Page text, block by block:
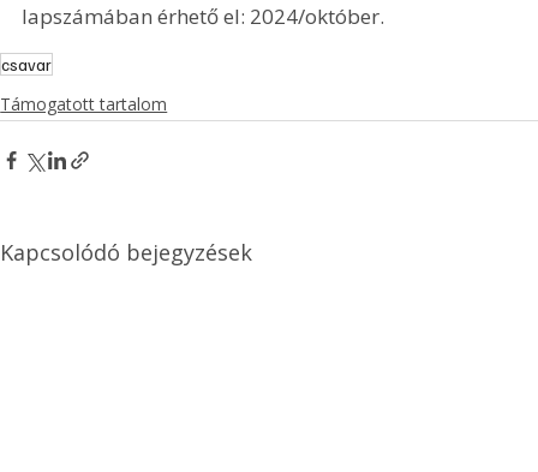
lapszámában érhető el: 2024/október.
csavar
Támogatott tartalom
Kapcsolódó bejegyzések